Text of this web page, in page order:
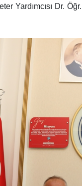
Yardımcısı Dr.